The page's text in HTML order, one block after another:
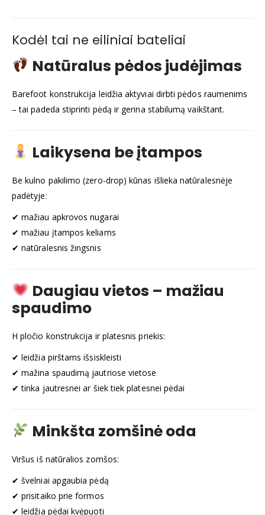
Kodėl tai ne eiliniai bateliai
Natūralus pėdos judėjimas
Barefoot konstrukcija leidžia aktyviai dirbti pėdos raumenims
– tai padeda stiprinti pėdą ir gerina stabilumą vaikštant.
Laikysena be įtampos
Be kulno pakilimo (zero-drop) kūnas išlieka natūralesnėje
padėtyje:
✔ mažiau apkrovos nugarai
✔ mažiau įtampos keliams
✔ natūralesnis žingsnis
Daugiau vietos – mažiau
spaudimo
H pločio konstrukcija ir platesnis priekis:
✔ leidžia pirštams išsiskleisti
✔ mažina spaudimą jautriose vietose
✔ tinka jautresnei ar šiek tiek platesnei pėdai
Minkšta zomšinė oda
Viršus iš natūralios zomšos:
✔ švelniai apgaubia pėdą
✔ prisitaiko prie formos
✔ leidžia pėdai kvėpuoti